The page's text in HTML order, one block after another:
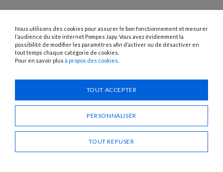
1120 Avenue OEHMICHEN - CS80015 - FR-25460 ÉTUPES
Pompes Japy
Nous utilisons des cookies pour assurer le bon fonctionnement et mesurer
l’audience du site internet Pompes Japy. Vous avez évidemment la
possibilité de modifier les paramètres afin d’activer ou de désactiver en
tout temps chaque catégorie de cookies.
Pour en savoir plus à propos des cookies
TOUT ACCEPTER
PERSONNALISER
TOUT REFUSER